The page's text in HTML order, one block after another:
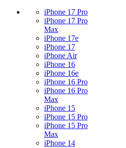
iPhone 17 Pro
iPhone 17 Pro
Max
iPhone 17e
iPhone 17
iPhone Air
iPhone 16
iPhone 16e
iPhone 16 Pro
iPhone 16 Pro
Max
iPhone 15
iPhone 15 Pro
iPhone 15 Pro
Max
iPhone 14